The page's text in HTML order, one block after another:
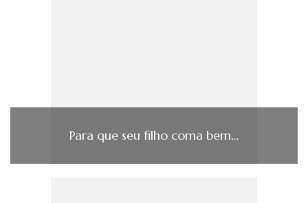
Para que seu filho coma bem…